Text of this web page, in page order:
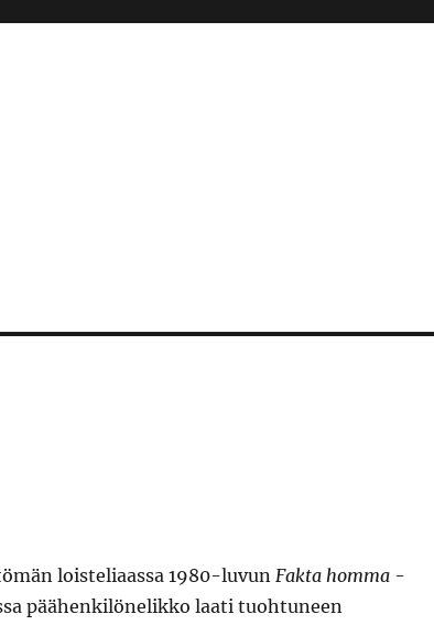
loisteliaassa 1980-luvun Fakta homma-
päähenkilönelikko laati tuohtuneen